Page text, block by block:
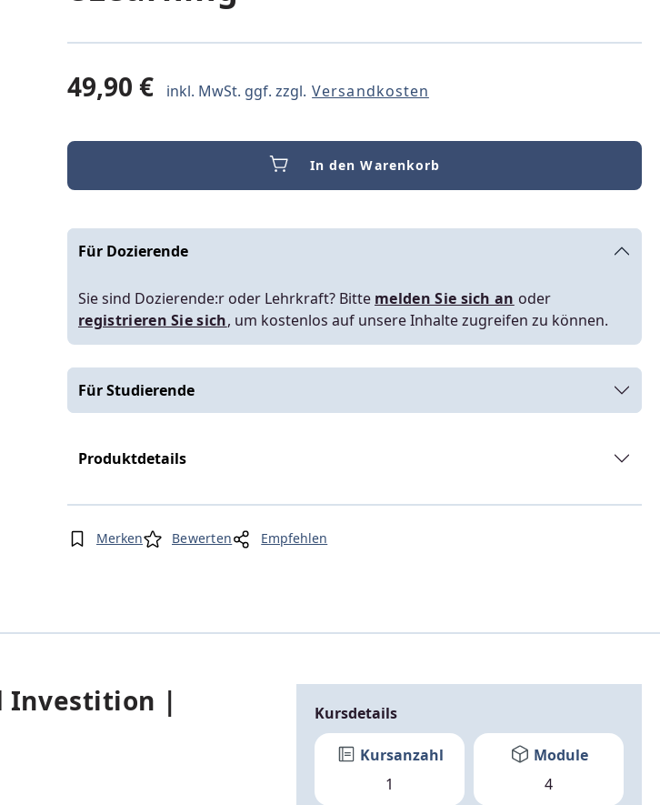
49,90 € inkl. MwSt. ggf. zzgl. Versandkosten
In den Warenkorb
Für Dozierende
Sie sind Dozierende:r oder Lehrkraft? Bitte melden Sie sich an oder
registrieren Sie sich, um kostenlos auf unsere Inhalte zugreifen zu können.
Für Studierende
Produktdetails
Merken Bewerten Empfehlen
Investition |
Kursdetails
Kursanzahl
1
Module
4